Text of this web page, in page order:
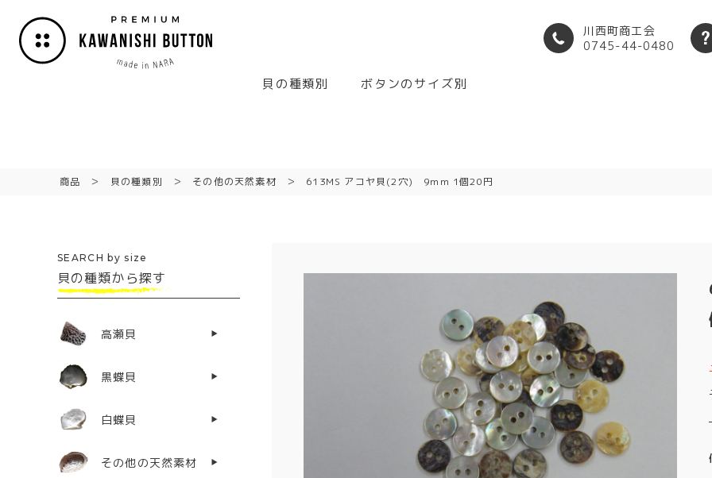
川西町商工会
0745-44-0480
貝の種類別 ボタンのサイズ別
商品 貝の種類別 その他の天然素材 613MS アコヤ貝(2穴) 9mm 1個20円
SEARCH by size
貝の種類から探す
高瀬貝
黒蝶貝
白蝶貝
その他の天然素材